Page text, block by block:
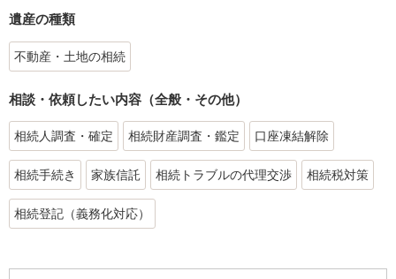
遺産の種類
不動産・土地の相続
相談・依頼したい内容（全般・その他）
相続人調査・確定 相続財産調査・鑑定 口座凍結解除
相続手続き 家族信託 相続トラブルの代理交渉 相続税対策
相続登記（義務化対応）